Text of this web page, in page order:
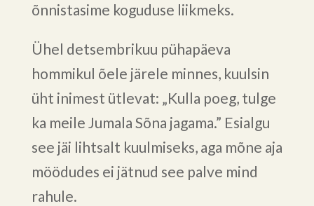
õnnistasime koguduse liikmeks.
Ühel detsembrikuu pühapäeva
hommikul õele järele minnes, kuulsin
üht inimest ütlevat: „Kulla poeg, tulge
ka meile Jumala Sõna jagama.” Esialgu
see jäi lihtsalt kuulmiseks, aga mõne aja
möödudes ei jätnud see palve mind
rahule.